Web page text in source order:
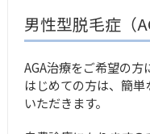
男性型脱毛症（
AGA治療をご希望の方
はじめての方は、簡
いただきます。